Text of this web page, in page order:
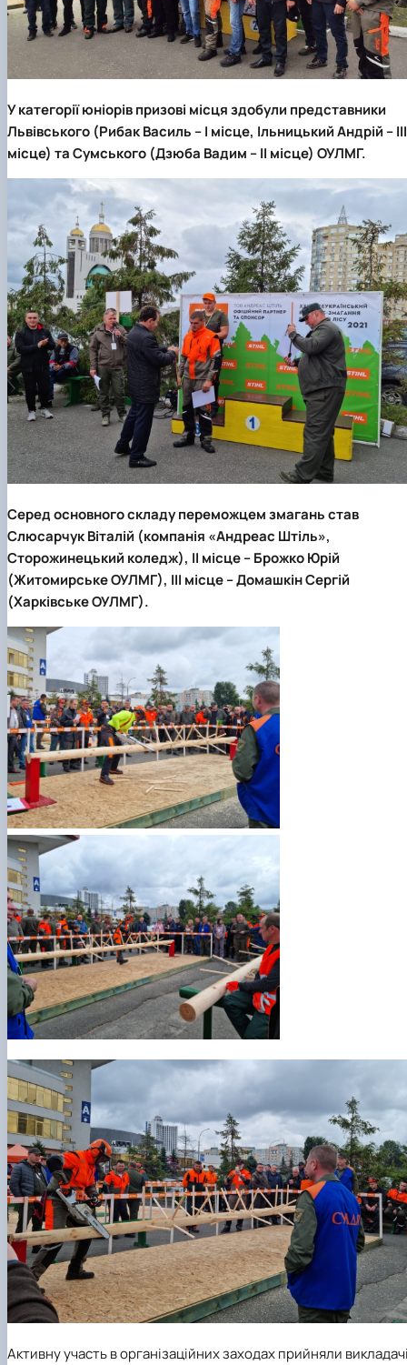
У категорії юніорів призові місця здобули представники
Львівського (Рибак Василь – І місце, Ільницький Андрій – ІІІ
місце) таСумського (Дзюба Вадим – ІІ місце) ОУЛМГ.
Серед основного складу переможцем змагань став
Слюсарчук Віталій (компанія «Андреас Штіль»,
Сторожинецький коледж), ІІ місце – Брожко Юрій
(Житомирське ОУЛМГ), ІІІ місце – Домашкін Сергій
(Харківське ОУЛМГ).
Активну участь в організаційних заходах прийняли